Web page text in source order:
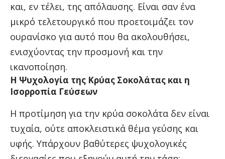
και, εν τέλει, της απόλαυσης. Είναι σαν ένα
μικρό τελετουργικό που προετοιμάζει τον
ουρανίσκο για αυτό που θα ακολουθήσει,
ενισχύοντας την προσμονή και την
ικανοποίηση.
Η Ψυχολογία της Κρύας Σοκολάτας και η
Ισορροπία Γεύσεων
Η προτίμηση για την κρύα σοκολάτα δεν είναι
τυχαία, ούτε αποκλειστικά θέμα γεύσης και
υφής. Υπάρχουν βαθύτερες ψυχολογικές